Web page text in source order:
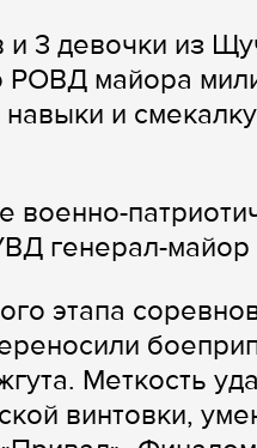
и 3 девочки из
РОВД майора
и
военно-
генерал-
этапа
Меткость
винтовки,